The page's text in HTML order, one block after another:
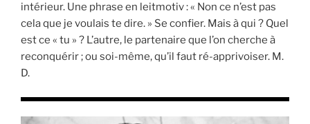
intérieur. Une phrase en leitmotiv : « Non ce n’est pas
cela que je voulais te dire. » Se confier. Mais à qui ? Quel
est ce « tu » ? L’autre, le partenaire que l’on cherche à
reconquérir ; ou soi-même, qu’il faut ré-apprivoiser. M.
D.